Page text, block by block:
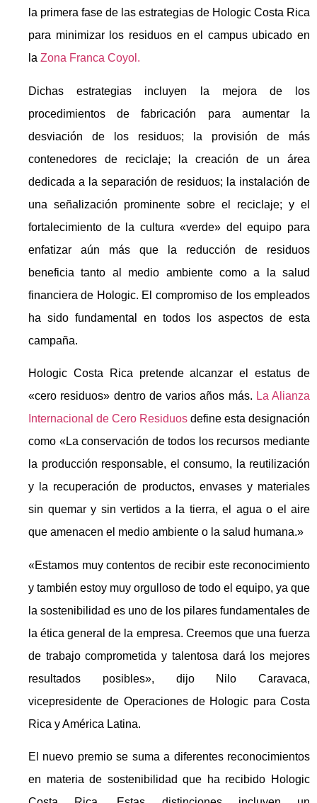
la primera fase de las estrategias de Hologic Costa Rica
para minimizar los residuos en el campus ubicado en
la Zona Franca Coyol.
Dichas estrategias incluyen la mejora de los
procedimientos de fabricación para aumentar la
desviación de los residuos; la provisión de más
contenedores de reciclaje; la creación de un área
dedicada a la separación de residuos; la instalación de
una señalización prominente sobre el reciclaje; y el
fortalecimiento de la cultura «verde» del equipo para
enfatizar aún más que la reducción de residuos
beneficia tanto al medio ambiente como a la salud
financiera de Hologic. El compromiso de los empleados
ha sido fundamental en todos los aspectos de esta
campaña.
Hologic Costa Rica pretende alcanzar el estatus de
«cero residuos» dentro de varios años más. La Alianza
Internacional de Cero Residuos define esta designación
como «La conservación de todos los recursos mediante
la producción responsable, el consumo, la reutilización
y la recuperación de productos, envases y materiales
sin quemar y sin vertidos a la tierra, el agua o el aire
que amenacen el medio ambiente o la salud humana.»
«Estamos muy contentos de recibir este reconocimiento
y también estoy muy orgulloso de todo el equipo, ya que
la sostenibilidad es uno de los pilares fundamentales de
la ética general de la empresa. Creemos que una fuerza
de trabajo comprometida y talentosa dará los mejores
resultados posibles», dijo Nilo Caravaca,
vicepresidente de Operaciones de Hologic para Costa
Rica y América Latina.
El nuevo premio se suma a diferentes reconocimientos
en materia de sostenibilidad que ha recibido Hologic